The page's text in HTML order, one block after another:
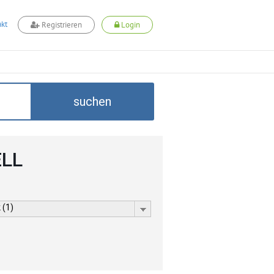
Registrieren Login
suchen
(1)